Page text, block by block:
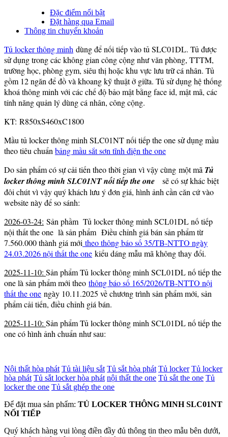
Đặc điểm nổi bật
Đặt hàng qua Email
Thông tin chuyển khoản
Tủ locker thông minh dùng để nối tiếp vào tủ SLC01DL. Tủ được
sử dụng trong các không gian công cộng như văn phòng, TTTM,
trường học, phòng gym, siêu thị hoặc khu vực lưu trữ cá nhân. Tủ
gồm 12 ngăn để đồ và khoang kỹ thuật ở giữa. Tủ sử dụng hệ thống
khoá thông minh với các chế độ bảo mật bằng face id, mật mã, các
tính năng quản lý dùng cá nhân, công cộng.
KT: R850xS460xC1800
Mầu tủ locker thông minh SLC01NT nối tiếp the one sử dụng mầu
theo tiêu chuẩn bảng mầu sắt sơn tĩnh điện the one
Do sản phẩm có sự cải tiến theo thời gian vì vậy cùng một mã Tủ
locker thông minh SLC01NT nối tiếp the one
sẽ có sự khác biệt
đôi chút vì vậy quý khách lưu ý đơn giá, hình ảnh cần căn cứ vào
website này để so sánh:
2026-03-24: Sản phầm Tủ locker thông minh SCL01DL nố tiếp
nội thất the one là sản phẩm Điều chỉnh giá bán sản phẩm từ
7.560.000 thành giá mới theo thông báo số 35/TB-NTTO ngày
24.03.2026 nội thất the one kiểu dáng mẫu mã không thay đổi.
2025-11-10: Sản phẩm Tủ locker thông minh SCL01DL nố tiếp the
one là sản phẩm mới theo thông báo số 165/2026/TB-NTTO nội
thất the one ngày 10.11.2025 về chương trình sản phẩm mới, sản
phẩm cải tiến, điều chỉnh giá bán.
2025-11-10: Sản phẩm Tủ locker thông minh SCL01DL nố tiếp the
one có hình ảnh chuẩn như sau:
Nội thất hòa phát Tủ tài liệu sắt Tủ sắt hòa phát Tủ locker Tủ locker
hòa phát Tủ sắt locker hòa phát nội thất the one Tủ sắt the one Tủ
locker the one Tủ sắt ghép the one
Để đặt mua sản phẩm: TỦ LOCKER THÔNG MINH SLC01NT
NỐI TIẾP
Quý khách hàng vui lòng điền đầy đủ thông tin theo mẫu bên dưới,